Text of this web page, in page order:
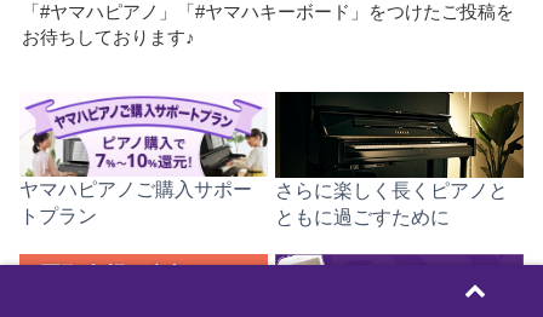
「#ヤマハピアノ」「#ヤマハキーボード」をつけたご投稿を
お待ちしております♪
ヤマハピアノご購入サポー
トプラン
さらに楽しく長くピアノと
ともに過ごすために